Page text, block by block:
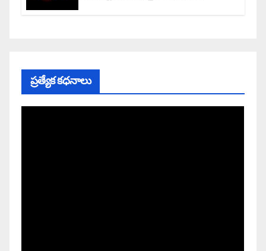
ప్రత్యేక కధనాలు